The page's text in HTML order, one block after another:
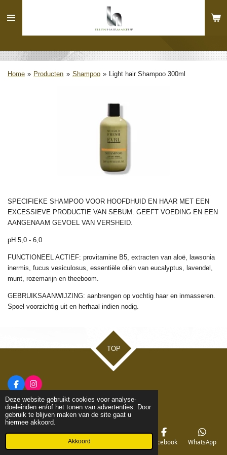
Deze website gebruikt cookies voor analyse-
doeleinden en/of het tonen van advertenties. Door
gebruik te blijven maken van de site gaat u
hiermee akkoord.
Akkoord
direct
hoofdinhoud
Home » Producten » Shampoo » Light hair Shampoo 300ml
SPECIFIEKE SHAMPOO VOOR HOOFDHUID EN HAAR MET EEN
EXCESSIEVE PRODUCTIE VAN SEBUM. GEEFT VOEDING EN EEN
AANGENAAM GEVOEL VAN VERSHEID.
pH 5,0 - 6,0
FUNCTIONEEL ACTIEF: provitamine B5, extracten van aloë, lawsonia
inermis, fucus vesiculosus, essentiële oliën van eucalyptus, lavendel,
munt, rozemarijn en theeboom.
GEBRUIKSAANWIJZING: aanbrengen op vochtig haar en inmasseren.
Spoel voorzichtig uit en herhaal indien nodig.
TOP
F
c
e
b
o
o
I
s
t
a
g
r
m
© 2020 - 2026 LN Hair & Make-up
Telefoonnummer Facebook WhatsApp